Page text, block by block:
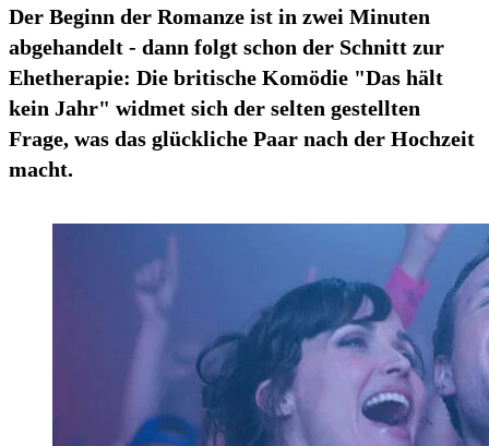
Der Beginn der Romanze ist in zwei Minuten
abgehandelt - dann folgt schon der Schnitt zur
Ehetherapie: Die britische Komödie "Das hält
kein Jahr" widmet sich der selten gestellten
Frage, was das glückliche Paar nach der Hochzeit
macht.